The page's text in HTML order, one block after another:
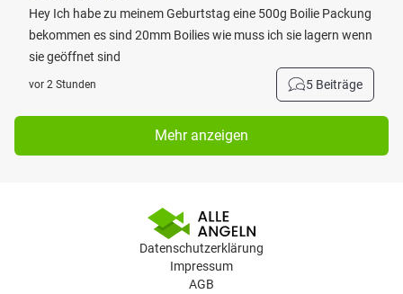
Hey Ich habe zu meinem Geburtstag eine 500g Boilie Packung
bekommen es sind 20mm Boilies wie muss ich sie lagern wenn
sie geöffnet sind
vor 2 Stunden 5 Beiträge
Mehr anzeigen
Datenschutzerklärung
Impressum
AGB